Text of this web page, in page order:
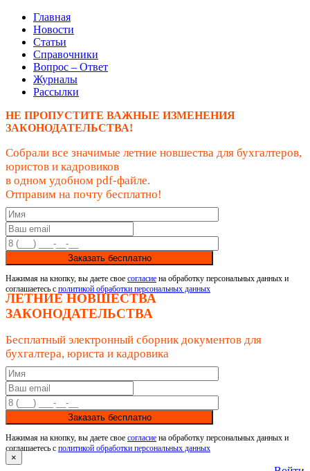
Главная
Новости
Статьи
Справочники
Вопрос – Ответ
Журналы
Рассылки
НЕ ПРОПУСТИТЕ ВАЖНЫЕ ИЗМЕНЕНИЯ
ЗАКОНОДАТЕЛЬСТВА!
Собрали все значимые летние новшества для бухгалтеров,
юристов и кадровиков
в одном удобном pdf-файле.
Отправим на почту бесплатно!
Заказать бесплатно
Нажимая на кнопку, вы даете свое согласие на обработку персональных данных и
соглашаетесь с политикой обработки персональных данных
ЛЕТНИЕ НОВШЕСТВА
ЗАКОНОДАТЕЛЬСТВА
Бесплатный электронный сборник документов для
бухгалтера, юриста и кадровика
Заказать бесплатно
Нажимая на кнопку, вы даете свое согласие на обработку персональных данных и
соглашаетесь с политикой обработки персональных данных
×